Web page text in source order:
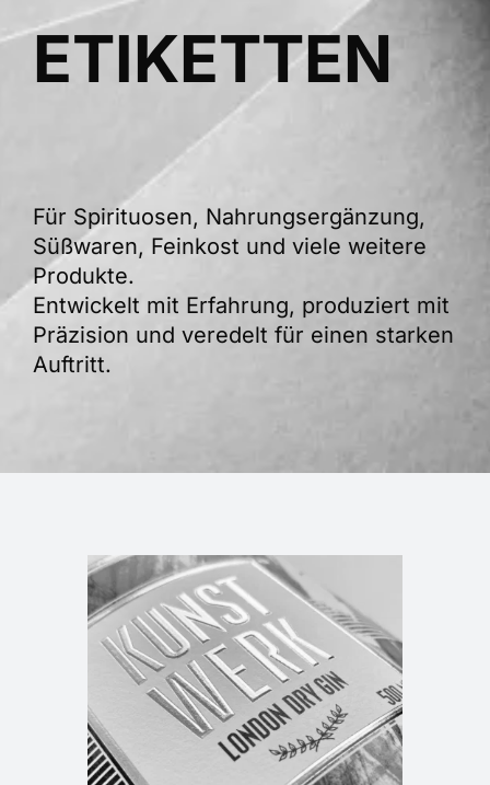
KARRIERE
KONTAKT
ETIKETTEN
Für Spirituosen, Nahrungsergänzung,
Süßwaren, Feinkost und viele weitere
Produkte.
Entwickelt mit Erfahrung, produziert mit
Präzision und veredelt für einen starken
Auftritt.